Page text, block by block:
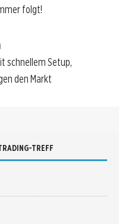
folgt!
schnellem Setup,
den Markt
TREFF